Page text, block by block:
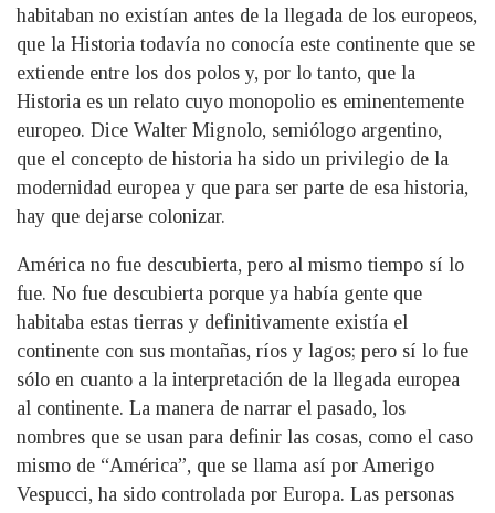
habitaban no existían antes de la llegada de los europeos,
que la Historia todavía no conocía este continente que se
extiende entre los dos polos y, por lo tanto, que la
Historia es un relato cuyo monopolio es eminentemente
europeo. Dice Walter Mignolo, semiólogo argentino,
que el concepto de historia ha sido un privilegio de la
modernidad europea y que para ser parte de esa historia,
hay que dejarse colonizar.
América no fue descubierta, pero al mismo tiempo sí lo
fue. No fue descubierta porque ya había gente que
habitaba estas tierras y definitivamente existía el
continente con sus montañas, ríos y lagos; pero sí lo fue
sólo en cuanto a la interpretación de la llegada europea
al continente. La manera de narrar el pasado, los
nombres que se usan para definir las cosas, como el caso
mismo de “América”, que se llama así por Amerigo
Vespucci, ha sido controlada por Europa. Las personas